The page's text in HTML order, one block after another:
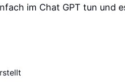
im Chat GPT tun und